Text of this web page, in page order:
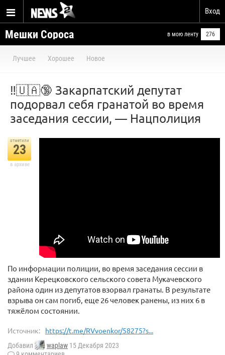
Вход
Мешки Сороса в мою ленту 276
Лучшее Хорошее Новое
‼️🇺🇦🔞 Закарпатский депутат
подорвал себя гранатой во время
заседания сессии, — Нацполиция
отметили
23
в архиве
По информации полиции, во время заседания сессии в
здании Керецковского сельского совета Мукачевского
района один из депутатов взорвал гранаты. В результате
взрыва он сам погиб, еще 26 человек ранены, из них 6 в
тяжёлом состоянии.
Источник: https://t.me/RVvoenkor/58275?s...
Добавил waplaw 15 Декабря 2023